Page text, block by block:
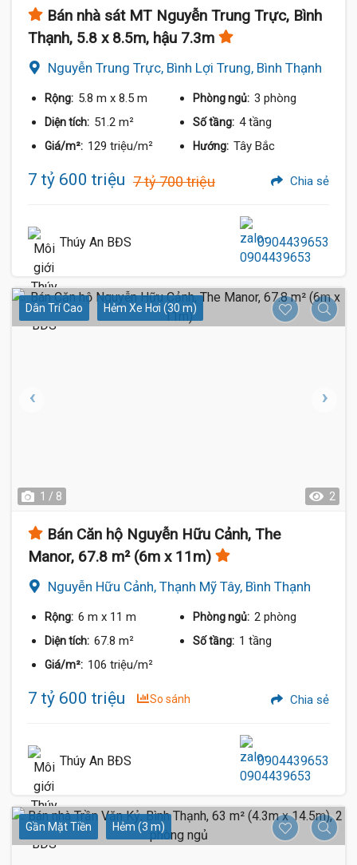
Bán nhà sát MT Nguyễn Trung Trực, Bình
Thạnh, 5.8 x 8.5m, hậu 7.3m
Nguyễn Trung Trực, Bình Lợi Trung, Bình Thạnh
Rộng: 5.8 m x 8.5 m Phòng ngủ: 3 phòng
Diện tích: 51.2 m² Số tầng: 4 tầng
Giá/m²: 129 triệu/m² Hướng: Tây Bắc
7 tỷ 600 triệu 7 tỷ 700 triệu Chia sẻ
Thúy An BĐS 0904439653
Dân Trí Cao Hẻm Xe Hơi (30 m)
1 / 8 2
Bán Căn hộ Nguyễn Hữu Cảnh, The
Manor, 67.8 m² (6m x 11m)
Nguyễn Hữu Cảnh, Thạnh Mỹ Tây, Bình Thạnh
Rộng: 6 m x 11 m Phòng ngủ: 2 phòng
Diện tích: 67.8 m² Số tầng: 1 tầng
Giá/m²: 106 triệu/m²
7 tỷ 600 triệu So sánh Chia sẻ
Thúy An BĐS 0904439653
Gần Mặt Tiền Hẻm (3 m)